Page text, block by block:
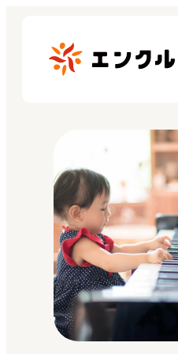
保育園・幼稚園を探す
地図から探す
地域から探す